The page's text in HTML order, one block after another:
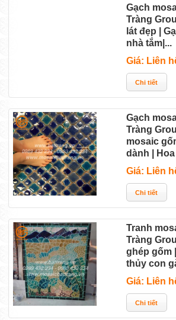
Gạch
Tràng
lát đẹp |
nhà tắm|...
Giá: Liên
Gạch
Tràng
mosaic
dành |
Giá: Liên
Tranh
Tràng
ghép gốm
thủy con
Giá: Liên